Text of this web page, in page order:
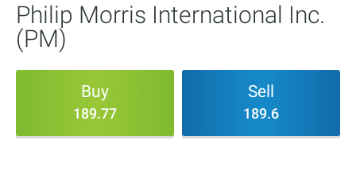
Philip Morris International Inc.
(PM)
Buy
189.77
Sell
189.6